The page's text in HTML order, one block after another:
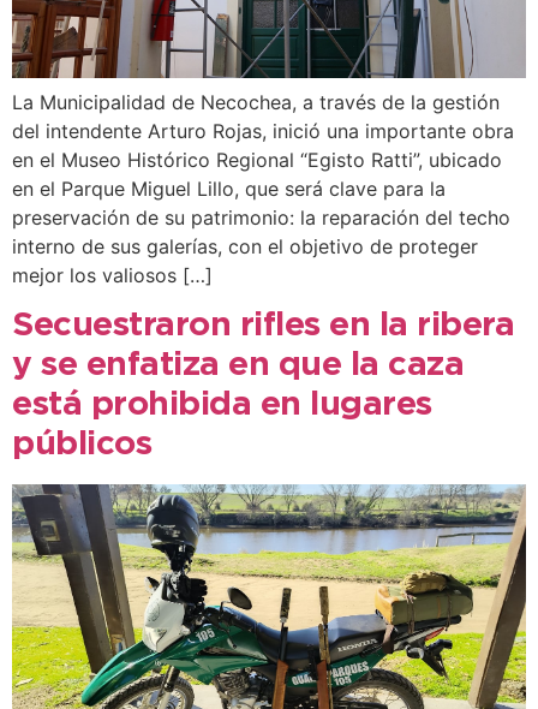
La Municipalidad de Necochea, a través de la gestión
del intendente Arturo Rojas, inició una importante obra
en el Museo Histórico Regional “Egisto Ratti”, ubicado
en el Parque Miguel Lillo, que será clave para la
preservación de su patrimonio: la reparación del techo
interno de sus galerías, con el objetivo de proteger
mejor los valiosos […]
Secuestraron rifles en la ribera
y se enfatiza en que la caza
está prohibida en lugares
públicos